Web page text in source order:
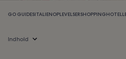
GO GUIDESITALIENOPLEVELSERSHOPPING
Indhold